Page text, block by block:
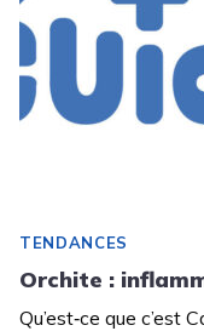
TENDANCES
Orchite :
Qu’est‑ce que